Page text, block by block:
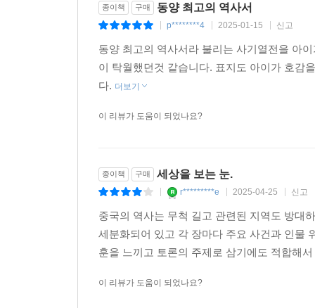
종이책 구매 동양 최고의 역사서
p********4 2025-01-15 신고
동양 최고의 역사서라 불리는 사기열전을 아
이 탁월했던것 같습니다. 표지도 아이가 호감
다. 더보기
이 리뷰가 도움이 되었나요?
종이책 구매 세상을 보는 눈.
r*********e 2025-04-25 신고
중국의 역사는 무척 길고 관련된 지역도 방대
세분화되어 있고 각 장마다 주요 사건과 인물
훈을 느끼고 토론의 주제로 삼기에도 적합해
이 리뷰가 도움이 되었나요?